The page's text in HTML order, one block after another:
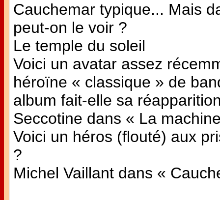
Cauchemar typique... Mais
peut-on le voir ?
Le temple du soleil
Voici un avatar assez
héroïne « classique » de
album fait-elle sa
Seccotine dans « La
Voici un héros (flouté) aux
?
Michel Vaillant dans «